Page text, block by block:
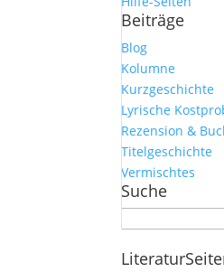
Beiträge
Blog
Kolumne
Kurzgeschichte
Lyrische
Rezension &
Titelgeschichte
Vermischtes
Suche